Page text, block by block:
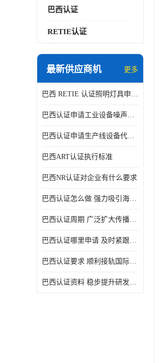
巴西认证
RETIE认证
最新供应商机 更多
巴西 RETIE 认证照明灯具申请 RETIE 认证
巴西认证申请工业设备噪声控制认证规范
巴西认证申请生产线设备代理机构选择
巴西ART认证执行标准
巴西NR认证对企业有什么要求
巴西认证怎么做 强力吸引海外投资
巴西认证周期 广泛扩大传播范围
巴西认证哪里申请 及时紧跟法规变化
巴西认证要求 顺利接轨国际规范
巴西认证资料 稳步提升研发能力